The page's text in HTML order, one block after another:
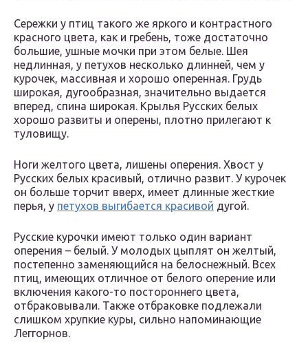
Сережки у птиц такого же яркого и контрастного
красного цвета, как и гребень, тоже достаточно
большие, ушные мочки при этом белые. Шея
недлинная, у петухов несколько длинней, чем у
курочек, массивная и хорошо оперенная. Грудь
широкая, дугообразная, значительно выдается
вперед, спина широкая. Крылья Русских белых
хорошо развиты и оперены, плотно прилегают к
туловищу.
Ноги желтого цвета, лишены оперения. Хвост у
Русских белых красивый, отлично развит. У курочек
он больше торчит вверх, имеет длинные жесткие
перья, у петухов выгибается красивой дугой.
Русские курочки имеют только один вариант
оперения – белый. У молодых цыплят он желтый,
постепенно заменяющийся на белоснежный. Всех
птиц, имеющих отличное от белого оперение или
включения какого-то постороннего цвета,
отбраковывали. Также отбраковке подлежали
слишком хрупкие куры, сильно напоминающие
Леггорнов.